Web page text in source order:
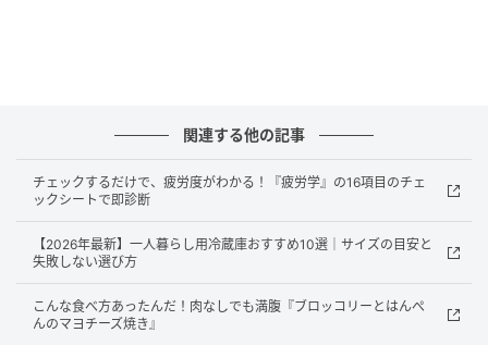
白米と合わせて炊くだけ。毎日手軽に食べられます
白米だけの炊飯より、水を多めにするのがおいしく炊
くコツ。白米との割合は好みですが、健康効果を重視
するなら下記のとおり、1：1で。
もち麦の
関連する他の記事
チェックするだけで、疲労度がわかる！『疲労学』の16項目のチェ
ックシートで即診断
【2026年最新】一人暮らし用冷蔵庫おすすめ10選｜サイズの目安と
失敗しない選び方
こんな食べ方あったんだ！肉なしでも満腹『ブロッコリーとはんぺ
んのマヨチーズ焼き』